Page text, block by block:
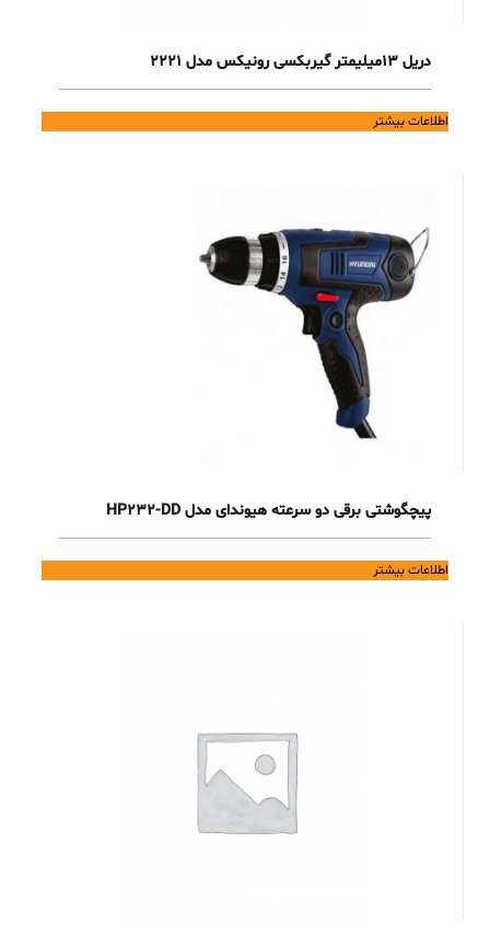
دریل 13میلیمتر گیربکسی رونیکس مدل 2221
اطلاعات بیشتر
پیچگوشتی برقی دو سرعته هیوندای مدل HP232-DD
اطلاعات بیشتر